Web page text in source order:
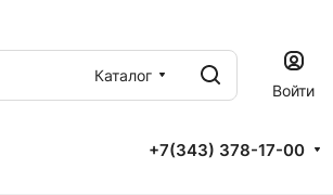
Каталог
Войти
+7(343) 378-17-00